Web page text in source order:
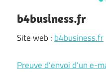
b4business.fr
Site web : b4business.fr
Preuve d’envoi d’un e-